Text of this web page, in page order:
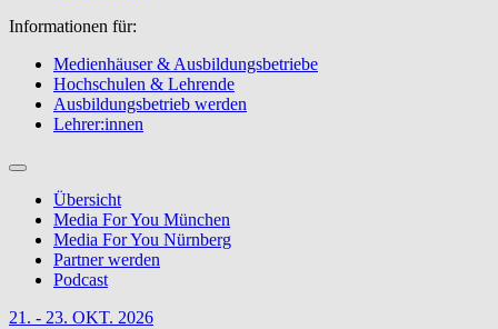
Informationen für:
Medienhäuser & Ausbildungsbetriebe
Hochschulen & Lehrende
Ausbildungsbetrieb werden
Lehrer:innen
Übersicht
Media For You München
Media For You Nürnberg
Partner werden
Podcast
21. - 23. OKT. 2026